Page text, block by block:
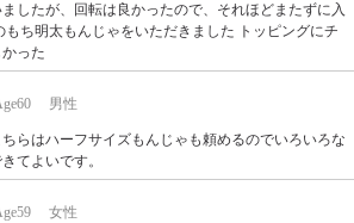
したが、回転は良かったので、それほどまたずに入
もち明太もんじゃをいただきました トッピングにチ
った
Age60 男性
らはハーフサイズもんじゃも頼めるのでいろいろな
てよいです。
Age59 女性